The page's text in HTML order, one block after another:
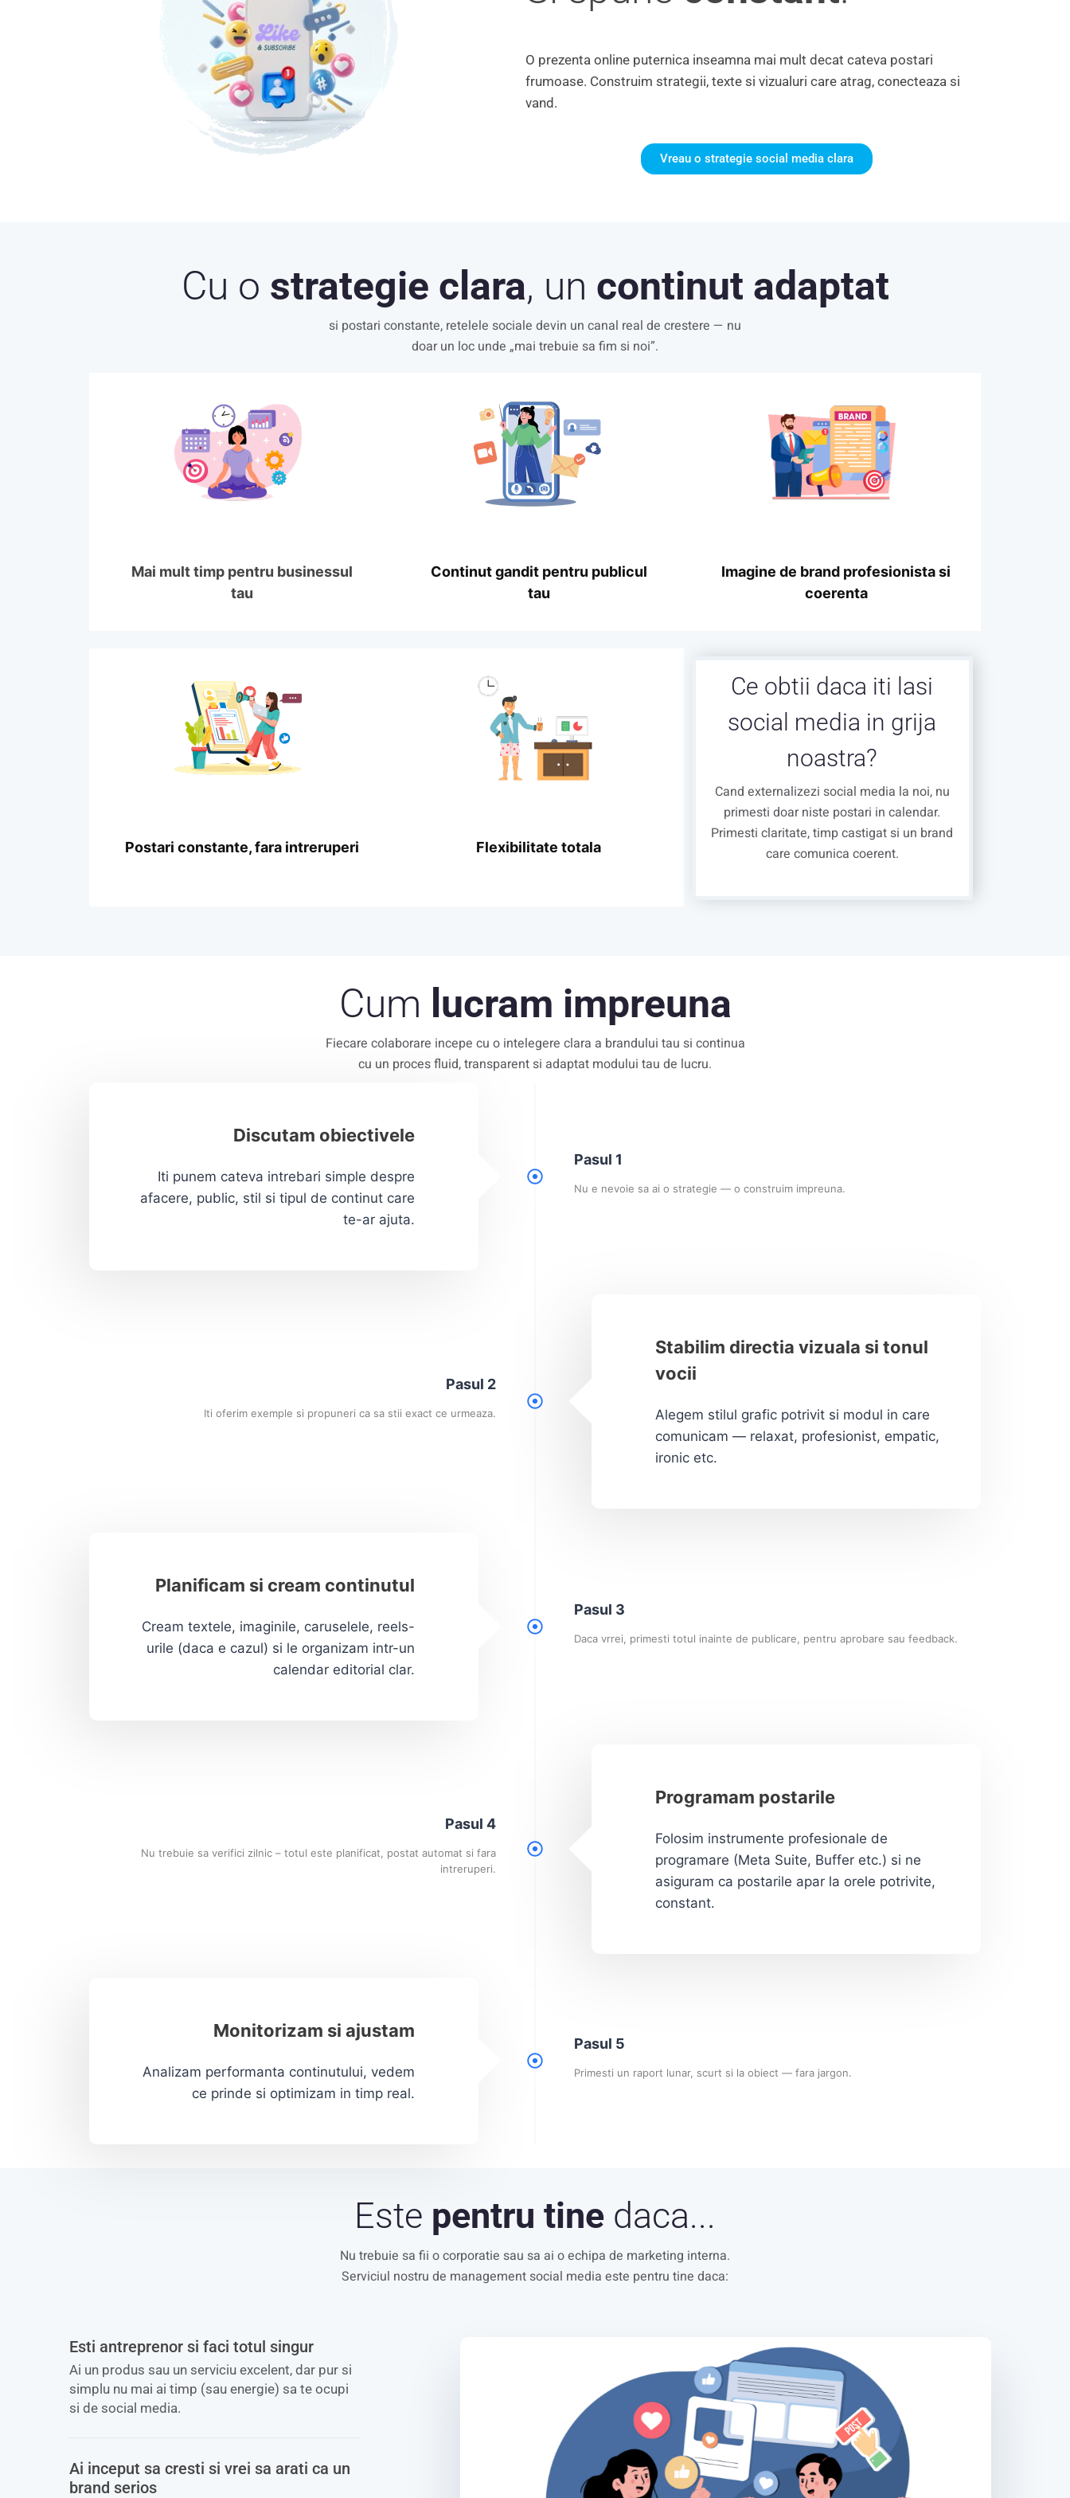
O prezenta online puternica inseamna mai mult decat cateva postari
frumoase. Construim strategii, texte si vizualuri care atrag, conecteaza si
vand.
Vreau o strategie social media clara
Cu o strategie clara, un continut adaptat
si postari constante, retelele sociale devin un canal real de crestere — nu
doar un loc unde „mai trebuie sa fim si noi”.
Mai mult timp pentru businessul
tau
Continut gandit pentru publicul
tau
Imagine de brand profesionista si
coerenta
Postari constante, fara intreruperi Flexibilitate totala
Ce obtii daca iti lasi
social media in grija
noastra?
Cand externalizezi social media la noi, nu
primesti doar niste postari in calendar.
Primesti claritate, timp castigat si un brand
care comunica coerent.
Cum lucram impreuna
Fiecare colaborare incepe cu o intelegere clara a brandului tau si continua
cu un proces fluid, transparent si adaptat modului tau de lucru.
Discutam obiectivele
Iti punem cateva intrebari simple despre
afacere, public, stil si tipul de continut care
te-ar ajuta.
Pasul 1
Nu e nevoie sa ai o strategie — o construim impreuna.
Stabilim directia vizuala si tonul
vocii
Alegem stilul grafic potrivit si modul in care
comunicam — relaxat, profesionist, empatic,
ironic etc.
Pasul 2
Iti oferim exemple si propuneri ca sa stii exact ce urmeaza.
Planificam si cream continutul
Cream textele, imaginile, caruselele, reels-
urile (daca e cazul) si le organizam intr-un
calendar editorial clar.
Pasul 3
Daca vrrei, primesti totul inainte de publicare, pentru aprobare sau feedback.
Programam postarile
Folosim instrumente profesionale de
programare (Meta Suite, Buffer etc.) si ne
asiguram ca postarile apar la orele potrivite,
constant.
Pasul 4
Nu trebuie sa verifici zilnic – totul este planificat, postat automat si fara
intreruperi.
Monitorizam si ajustam
Analizam performanta continutului, vedem
ce prinde si optimizam in timp real.
Pasul 5
Primesti un raport lunar, scurt si la obiect — fara jargon.
Este pentru tine daca...
Nu trebuie sa fii o corporatie sau sa ai o echipa de marketing interna.
Serviciul nostru de management social media este pentru tine daca:
Esti antreprenor si faci totul singur
Ai un produs sau un serviciu excelent, dar pur si
simplu nu mai ai timp (sau energie) sa te ocupi
si de social media.
Ai inceput sa cresti si vrei sa arati ca un
brand serios